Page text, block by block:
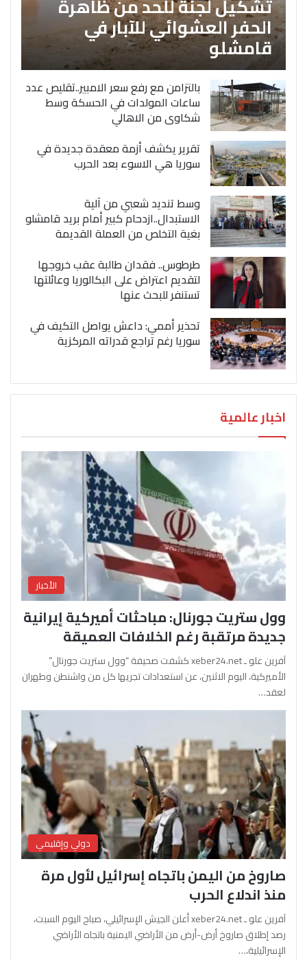
الحفر العشوائي للآبار في
قامشلو
بالتزامن مع رفع سعر الامبير..تقليص عدد
ساعات المولدات في الحسكة وسط
شكاوى من الاهالي
تقرير يكشف أزمة معقدة جديدة في
سوريا هي الاسوء بعد الحرب
وسط تنديد شعبي من آلية
الاستبدال..ازدحام كبير أمام بريد قامشلو
بغية التخلص من العملة القديمة
طرطوس.. فقدان طالبة عقب خروجها
لتقديم اعتراض على البكالوريا وعائلتها
تستنفر للبحث عنها
تحذير أممي: داعش يواصل التكيف في
سوريا رغم تراجع قدراته المركزية
اخبار عالمية
الأخبار
وول ستريت جورنال: مباحثات أميركية إيرانية
جديدة مرتقبة رغم الخلافات العميقة
آفرين علو ـ xeber24.net كشفت صحيفة “وول ستريت جورنال”
الأميركية، اليوم الاثنين، عن استعدادات تجريها كل من واشنطن وطهران
لعقد…
دولي وإقليمي
صاروخ من اليمن باتجاه إسرائيل لأول مرة
منذ اندلاع الحرب
آفرين علو ـ xeber24.net أعلن الجيش الإسرائيلي، صباح اليوم السبت،
رصد إطلاق صاروخ أرض-أرض من الأراضي اليمنية باتجاه الأراضي
الإسرائيلية،…